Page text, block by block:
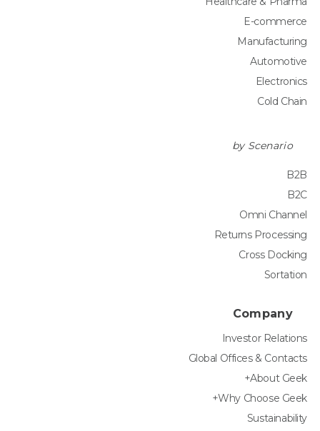
E-commerce
Manufacturing
Automotive
Electronics
Cold Chain
by Scenario
B2B
B2C
Omni Channel
Returns Processing
Cross Docking
Sortation
Company
Investor Relations
Global Offices & Contacts
About Geek+
Why Choose Geek+
Sustainability